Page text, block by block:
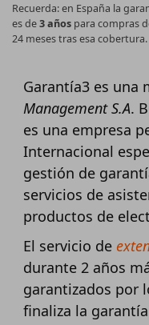
Recuerda: en España la
es de3 años para compras
24 meses tras esa cobertura.
Garantía3 es una
Management S.A.
es una empresa
Internacional
gestión de
servicios de
productos de
El servicio de
durante 2 años
garantizados por
finaliza la